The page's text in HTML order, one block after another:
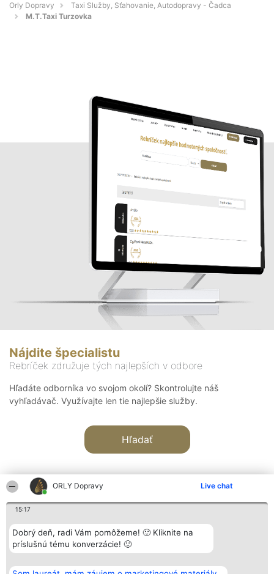
ORLY Dopravy Live chat
15:17
Dobrý deň, radi Vám pomôžeme! 🙂 Kliknite na
príslušnú tému konverzácie! 🙂
Orly Dopravy
Taxi Služby, Sťahovanie, Autodopravy - Čadca
M.T.Taxi Turzovka
Nájdite špecialistu
Rebríček združuje tých najlepších v odbore
Hľadáte odborníka vo svojom okolí? Skontrolujte náš
vyhľadávač. Využívajte len tie najlepšie služby.
Hľadať
Organizátor hodnotenia
Bright Side Solutions sp. z o.
o. sp. k.
Wrocław 50-079
Hodnotenie
Laureáti
Lista
Laureatów
Kontakt
Kontakt